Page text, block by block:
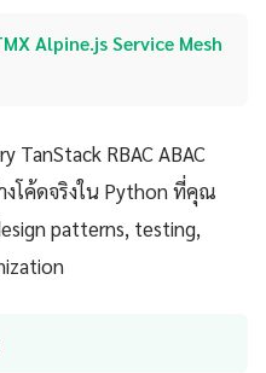
Alpine.js Service Mesh
TanStack RBAC ABAC
งโค้ดจริงใน Python ที่คุณ
patterns, testing,